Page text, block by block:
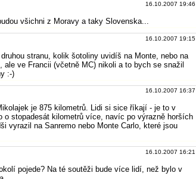
16.10.2007 19:46
všichni z Moravy a taky Slovenska...
16.10.2007 19:15
stranu, kolik šotoliny uvidíš na Monte, nebo na
ve Francii (včetně MC) nikoli a to bych se snažil
:-)
16.10.2007 16:37
je 875 kilometrů. Lidi si sice říkají - je to v
o stopadesát kilometrů více, navíc po výrazně horších
vyrazil na Sanremo nebo Monte Carlo, které jsou
16.10.2007 16:21
pojede? Na té soutěži bude více lidí, než bylo v